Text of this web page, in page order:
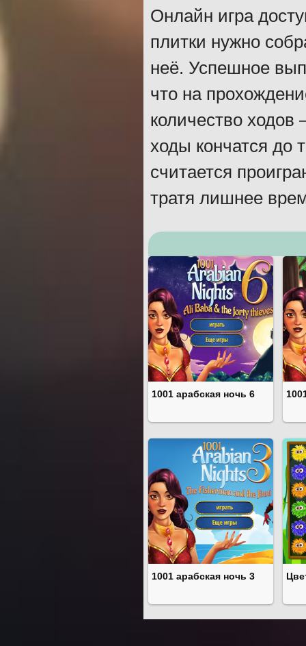
Онлайн игра
плитки нужно
неё. Успешное
что на
количество ходов
ходы кончатся до
считается
тратя лишнее
1001 арабская ночь 6
1001 арабская ночь 3